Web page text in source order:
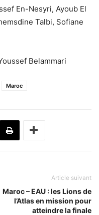
En-Nesyri, Ayoub El
Talbi, Sofiane
Belammari
Maroc
Article suivant
Maroc – EAU : les Lions de
l’Atlas en mission pour
atteindre la finale